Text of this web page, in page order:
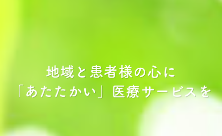
地域と患者様の心に
「あたたかい」医療サービスを